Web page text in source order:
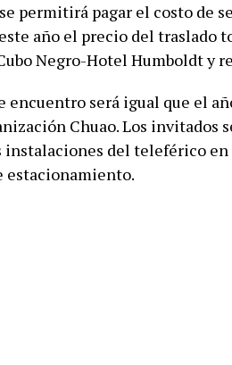
permitirá pagar el costo de
año el precio del traslado
Negro-Hotel Humboldt y
será igual que el
Chuao. Los invitados
instalaciones del teleférico en
estacionamiento.